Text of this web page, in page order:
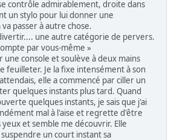
contrôle admirablement, droite dans
un stylo pour lui donner une
passer à autre chose.
une autre catégorie de pervers.
par vous-même »
une console et soulève à deux mains
feuilleter. Je la fixe intensément à son
elle a commencé par ciller un
quelques instants plus tard. Quand
quelques instants, je sais que j'ai
mal à l'aise et regrette d'être
et semble me découvrir. Elle
un court instant sa